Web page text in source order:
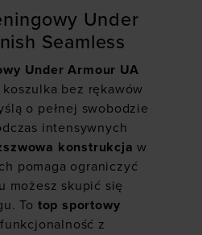
Under
Seamless
Under Armour UA
bez rękawów
o pełnej swobodzie
intensywnych
konstrukcja w
pomaga ograniczyć
możesz skupić się
To top sportowy
z